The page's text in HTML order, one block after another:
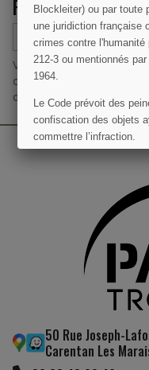
RECEVEZ NOS
Vous pouvez vous
cela nos informations de
du site.
50 Rue Joseph-
Carentan Les
Blockleiter) ou par toute
une juridiction française
crimes contre
212-3 ou mentionnés
1964.
Le Code prévoit des
confiscation des objets
commettre l’infraction.